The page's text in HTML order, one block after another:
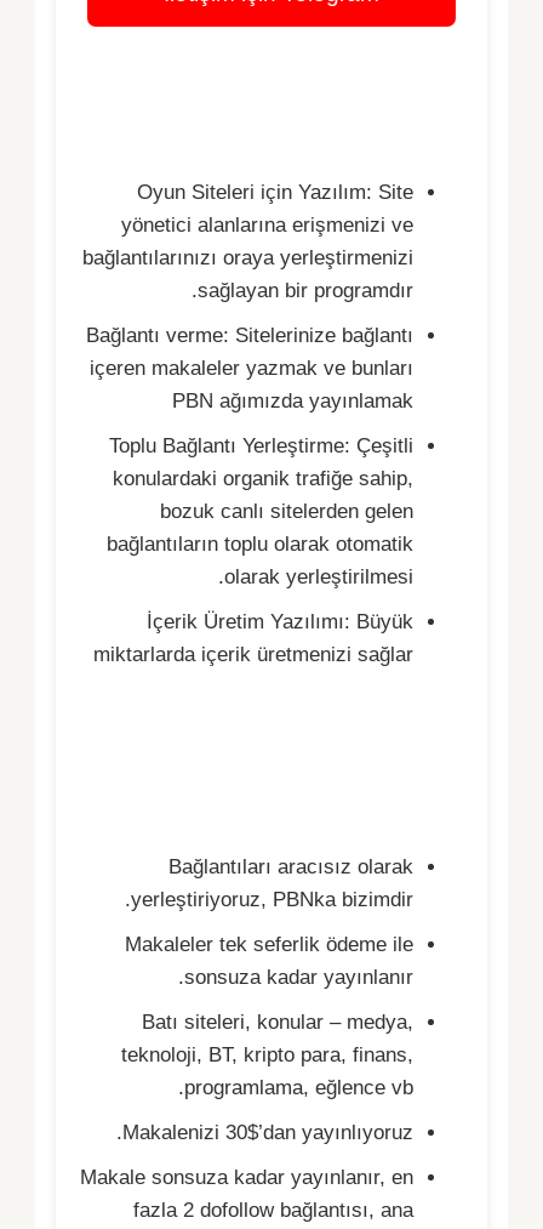
Oyun Siteleri için Yazılım: Site
yönetici alanlarına erişmenizi ve
bağlantılarınızı oraya yerleştirmenizi
sağlayan bir programdır.
Bağlantı verme: Sitelerinize bağlantı
içeren makaleler yazmak ve bunları
PBN ağımızda yayınlamak
Toplu Bağlantı Yerleştirme: Çeşitli
konulardaki organik trafiğe sahip,
bozuk canlı sitelerden gelen
bağlantıların toplu olarak otomatik
olarak yerleştirilmesi.
İçerik Üretim Yazılımı: Büyük
miktarlarda içerik üretmenizi sağlar
Bağlantıları aracısız olarak
yerleştiriyoruz, PBNka bizimdir.
Makaleler tek seferlik ödeme ile
sonsuza kadar yayınlanır.
Batı siteleri, konular – medya,
teknoloji, BT, kripto para, finans,
programlama, eğlence vb.
Makalenizi 30$’dan yayınlıyoruz.
Makale sonsuza kadar yayınlanır, en
fazla 2 dofollow bağlantısı, ana